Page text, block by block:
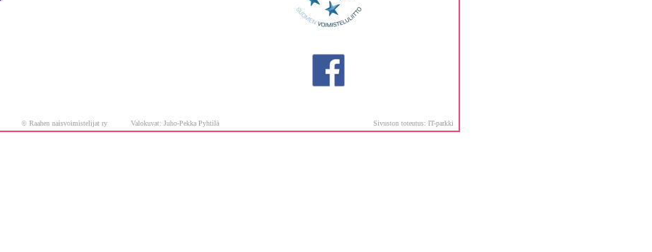
© Raahen naisvoimistelijat ry Valokuvat: Juho-Pekka Pyhtilä Sivuston toteutus: IT-parkki